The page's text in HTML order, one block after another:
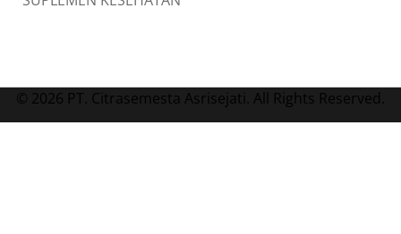
© 2026 PT. Citrasemesta Asrisejati. All Rights Reserved.